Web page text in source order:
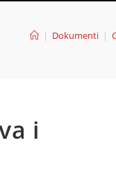
| Dokumenti |
i